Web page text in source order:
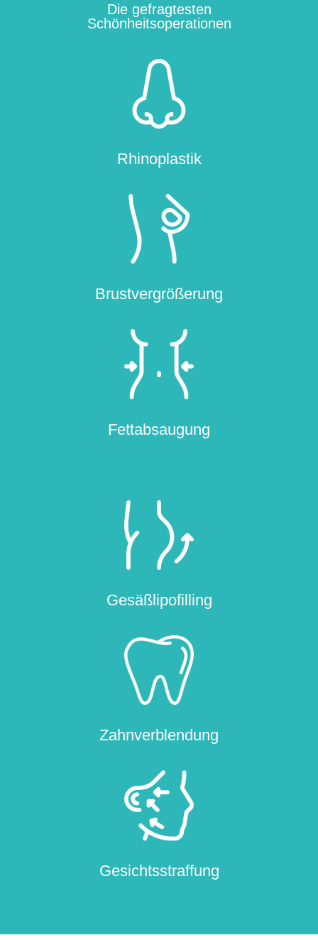
Die gefragtesten
Schönheitsoperationen
Rhinoplastik
Brustvergrößerung
Fettabsaugung
Gesäßlipofilling
Zahnverblendung
Gesichtsstraffung